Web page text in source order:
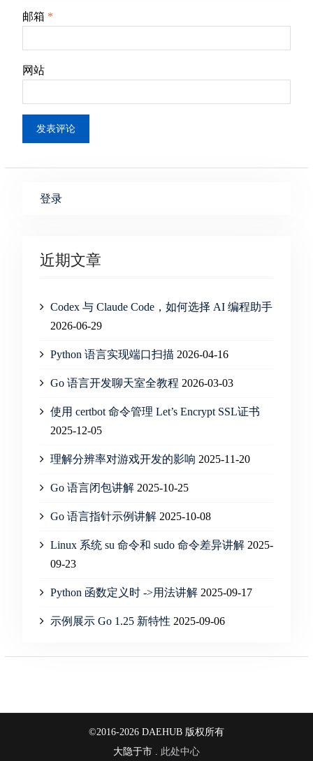
邮箱 *
网站
登录
近期文章
Codex 与 Claude Code，如何选择 AI 编程助手
2026-06-29
Python 语言实现端口扫描 2026-04-16
Go 语言开发聊天室全教程 2026-03-03
使用 certbot 命令管理 Let’s Encrypt SSL证书
2025-12-05
理解分辨率对游戏开发的影响 2025-11-20
Go 语言闭包讲解 2025-10-25
Go 语言指针示例讲解 2025-10-08
Linux 系统 su 命令和 sudo 命令差异讲解 2025-
09-23
Python 函数定义时 ->用法讲解 2025-09-17
示例展示 Go 1.25 新特性 2025-09-06
©2016-2026 DAEHUB 版权所有
大隐于市 . 此处中心